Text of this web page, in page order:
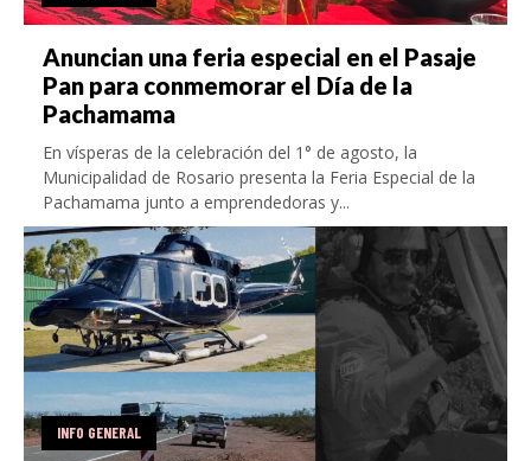
Anuncian una feria especial en el Pasaje
Pan para conmemorar el Día de la
Pachamama
En vísperas de la celebración del 1° de agosto, la
Municipalidad de Rosario presenta la Feria Especial de la
Pachamama junto a emprendedoras y...
INFO GENERAL